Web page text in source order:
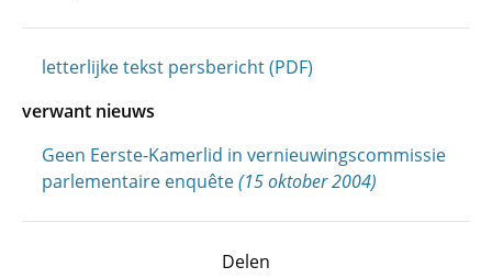
letterlijke tekst persbericht (PDF)
verwant nieuws
Geen Eerste-Kamerlid in vernieuwingscommissie
parlementaire enquête(15 oktober 2004)
Delen